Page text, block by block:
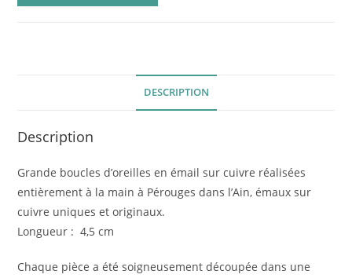
DESCRIPTION
Description
Grande boucles d’oreilles en émail sur cuivre réalisées
entièrement à la main à Pérouges dans l’Ain, émaux sur
cuivre uniques et originaux.
Longueur : 4,5 cm
Chaque pièce a été soigneusement découpée dans une